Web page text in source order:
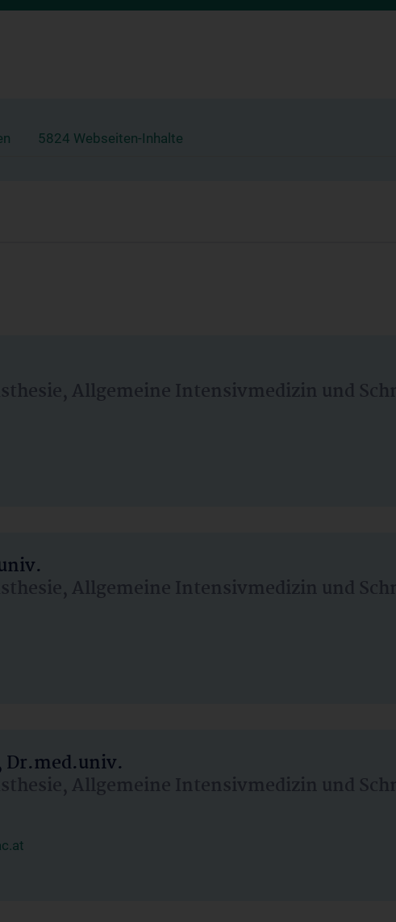
5824 Webseiten-Inhalte
Allgemeine Intensivmedizin und
Allgemeine Intensivmedizin und
Dr.med.univ.
Allgemeine Intensivmedizin und